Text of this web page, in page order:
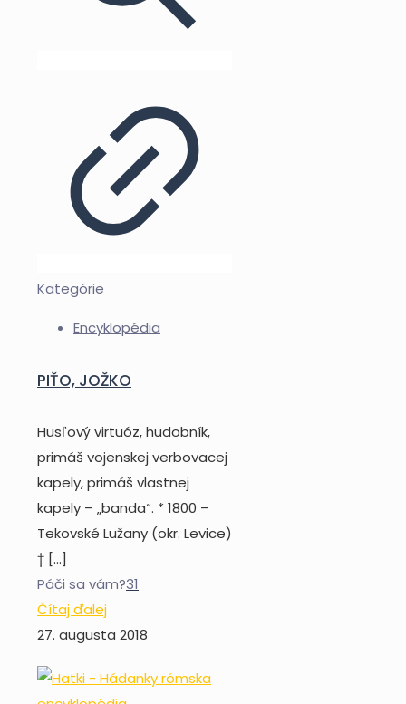
Kategórie
Encyklopédia
PIŤO, JOŽKO
Husľový virtuóz, hudobník,
primáš vojenskej verbovacej
kapely, primáš vlastnej
kapely – „banda“. * 1800 –
Tekovské Lužany (okr. Levice)
† […]
Páči sa vám?31
Čítaj ďalej
27. augusta 2018